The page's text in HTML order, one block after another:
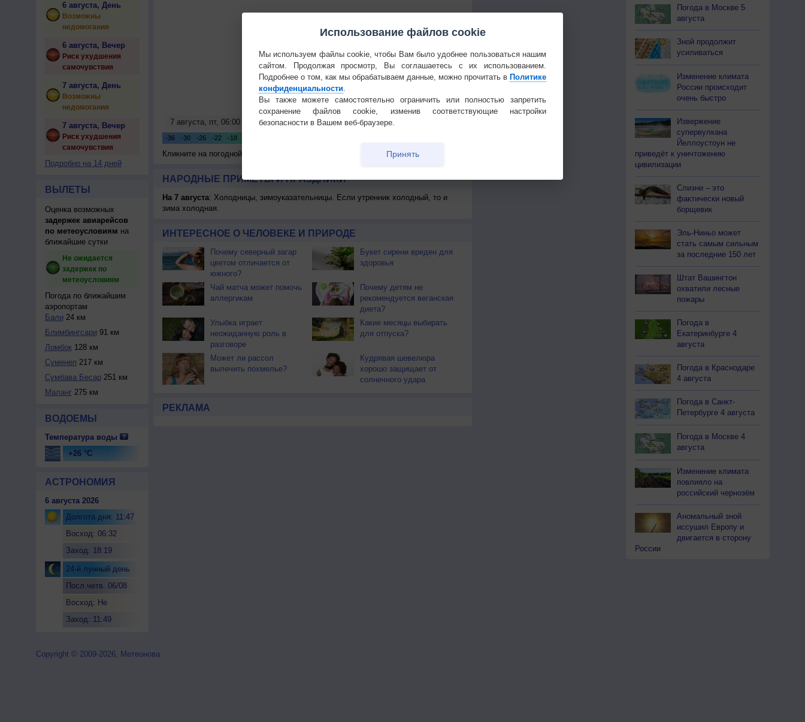
6 августа, День
Возможны
недомогания
6 августа, Вечер
Риск ухудшения
самочувствия
7 августа, День
Возможны
недомогания
7 августа, Вечер
Риск ухудшения
самочувствия
Подробно на 14 дней
ВЫЛЕТЫ
Оценка возможных
задержек авиарейсов
по метеоусловиям на
ближайшие сутки
Не ожидается
задержек по
метеоусловиям
Погода по ближайшим
аэропортам
Бали 24 км
Блимбингсари 91 км
Ломбок128 км
Суменеп 217 км
Сумбава Бесар251 км
Маланг 275 км
ВОДОЕМЫ
Температура воды
+26 °C
АСТРОНОМИЯ
6 августа 2026
Долгота дня: 11:47
Восход: 06:32
Заход: 18:19
24-й лунный день
Посл.четв. 06/08
Восход: Не
Заход: 11:49
Кликните на погодной карте для получения подробных данных
НАРОДНЫЕ ПРИМЕТЫ И ПРАЗДНИКИ
На 7 августа: Холодницы, зимоуказательницы. Если утренник холодный, то и
зима холодная.
ИНТЕРЕСНОЕ О ЧЕЛОВЕКЕ И ПРИРОДЕ
Почему северный загар
цветом отличается от
южного?
Букет сирени вреден для
здоровья
Чай матча может помочь
аллергикам
Почему детям не
рекомендуется веганская
диета?
Улыбка играет
неожиданную роль в
разговоре
Какие месяцы выбирать
для отпуска?
Может ли рассол
вылечить похмелье?
Кудрявая шевелюра
хорошо защищает от
солнечного удара
РЕКЛАМА
Погода в Москве 5
августа
Зной продолжит
усиливаться
Изменение климата
России происходит
очень быстро
Извержение
супервулкана
Йеллоустоун не
приведёт к уничтожению
цивилизации
Слизни – это
фактически новый
борщевик
Эль-Ниньо может
стать самым сильным
за последние 150 лет
Штат Вашингтон
охватили лесные
пожары
Погода в
Екатеринбурге 4
августа
Погода в Краснодаре
4 августа
Погода в Санкт-
Петербурге 4 августа
Погода в Москве 4
августа
Изменение климата
повлияло на
российский чернозём
Аномальный зной
иссушил Европу и
двигается в сторону
России
Copyright © 2009-2026, Метеонова
Использование файлов cookie
Мы используем файлы cookie, чтобы Вам было удобнее пользоваться нашим
сайтом. Продолжая просмотр, Вы соглашаетесь с их использованием.
Подробнее о том, как мы обрабатываем данные, можно прочитать в Политике
конфиденциальности
Вы также можете самостоятельно ограничить или полностью запретить
сохранение файлов cookie, изменив соответствующие настройки
безопасности в Вашем веб-браузере.
Принять